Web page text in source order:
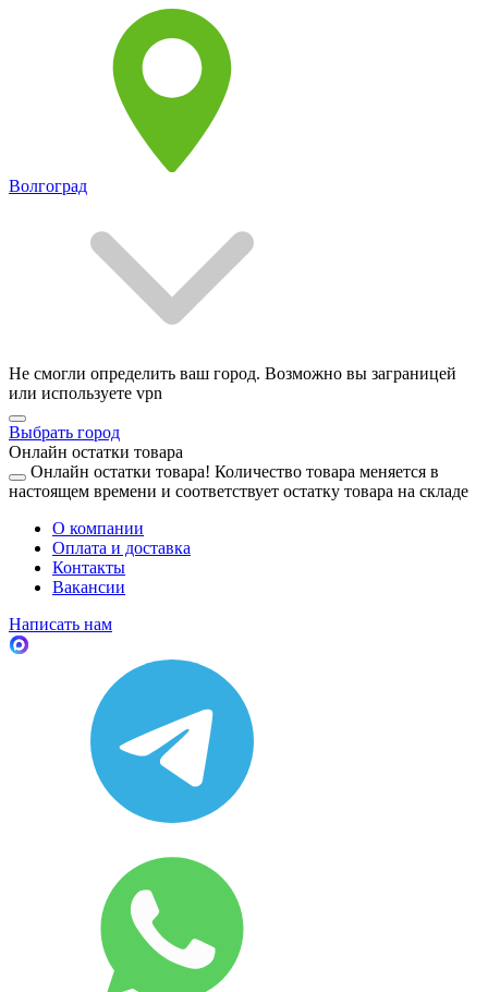
Волгоград
Не смогли определить ваш город. Возможно вы заграницей
или используете vpn
Выбрать город
Онлайн остатки товара
Онлайн остатки товара! Количество товара меняется в
настоящем времени и соответствует остатку товара на складе
О компании
Оплата и доставка
Контакты
Вакансии
Написать нам